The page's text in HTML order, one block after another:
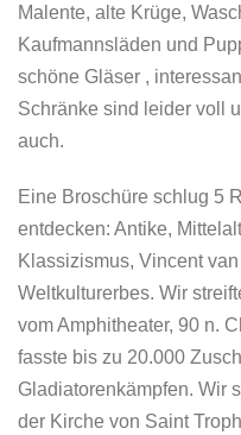
Malente, alte Krüge,
Kaufmannsläden und
schöne Gläser ,
Schränke sind leider voll
auch.
Eine Broschüre schlug 5
entdecken: Antike,
Klassizismus, Vincent
Weltkulturerbes. Wir
vom Amphitheater, 90 n.
fasste bis zu 20.000
Gladiatorenkämpfen. Wir
der Kirche von Saint